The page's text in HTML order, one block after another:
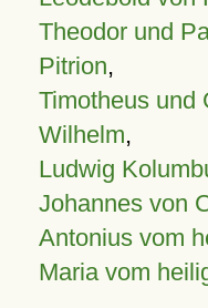
Theodor und
Pitrion,
Timotheus und
Wilhelm,
Ludwig
Johannes von
Antonius vom
Maria vom